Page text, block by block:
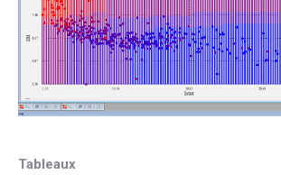
Tableaux